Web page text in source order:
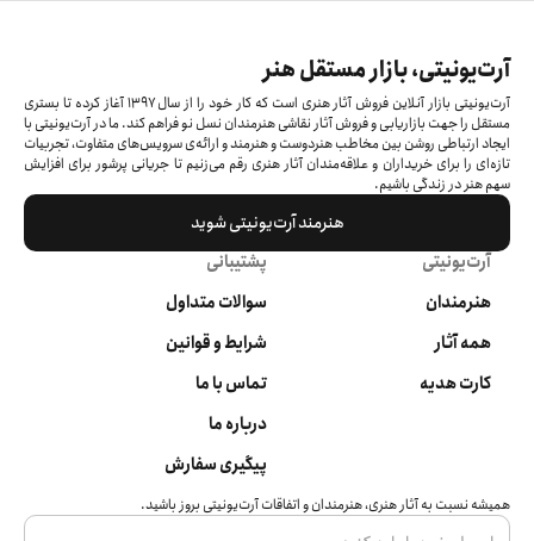
آرت‌یونیتی، بازار مستقل هنر
آرت‌یونیتی بازار آنلاین فروش آثار هنری است که کار خود را از سال ۱۳۹۷ آغاز کرده‌ تا بستری
مستقل را جهت بازاریابی و فروش آثار نقاشی هنرمندان نسل نو فراهم کند. ما در آرت‌یونیتی با
ایجاد ارتباطی روشن بین مخاطب هنردوست و هنرمند و ارائه‌ی سرویس‌های متفاوت، تجربیات
تازه‌ای را برای خریداران و علاقه‌مندان آثار هنری رقم می‌زنیم تا جریانی پرشور برای افزایش
سهم هنر در زندگی باشیم.
هنرمند آرت‌یونیتی شوید
آرت‌یونیتی
هنرمندان
همه آثار
کارت هدیه
پشتیبانی
سوالات متداول
شرایط و قوانین
تماس با ما
درباره ما
پیگیری سفارش
همیشه نسبت به آثار هنری، هنرمندان و اتفاقات آرت‌یونیتی بروز باشید.